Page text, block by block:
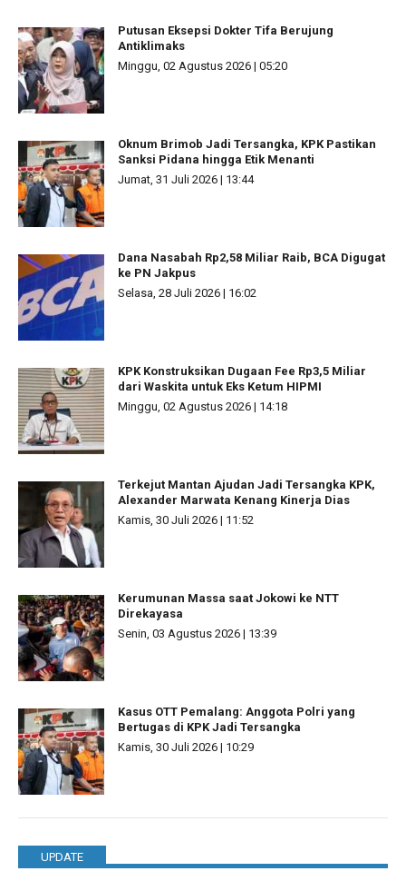
Putusan Eksepsi Dokter Tifa Berujung
Antiklimaks
Minggu, 02 Agustus 2026 | 05:20
Oknum Brimob Jadi Tersangka, KPK Pastikan
Sanksi Pidana hingga Etik Menanti
Jumat, 31 Juli 2026 | 13:44
Dana Nasabah Rp2,58 Miliar Raib, BCA Digugat
ke PN Jakpus
Selasa, 28 Juli 2026 | 16:02
KPK Konstruksikan Dugaan Fee Rp3,5 Miliar
dari Waskita untuk Eks Ketum HIPMI
Minggu, 02 Agustus 2026 | 14:18
Terkejut Mantan Ajudan Jadi Tersangka KPK,
Alexander Marwata Kenang Kinerja Dias
Kamis, 30 Juli 2026 | 11:52
Kerumunan Massa saat Jokowi ke NTT
Direkayasa
Senin, 03 Agustus 2026 | 13:39
Kasus OTT Pemalang: Anggota Polri yang
Bertugas di KPK Jadi Tersangka
Kamis, 30 Juli 2026 | 10:29
UPDATE